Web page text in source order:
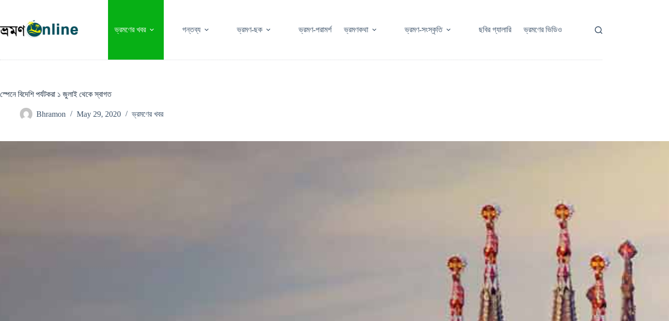
ভ্রমণের খবর
গন্তব্য ভ্রমণ-ছক ভ্রমণ-পরামর্শ ভ্রমণকথা ভ্রমণ-সংস্কৃতি ছবির গ্যালারি ভ্রমণের ভিডিও
স্পেনে বিদেশি পর্যটকরা ১ জুলাই থেকে স্বাগত
Bhramon May 29, 2020 ভ্রমণের খবর